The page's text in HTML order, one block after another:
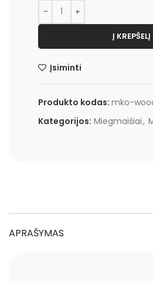
Į KREPŠELĮ
Įsiminti
Produkto kodas: mko-
Kategorijos: Miegmaišiai,
APRAŠYMAS